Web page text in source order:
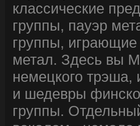
классические
группы, пауэр
группы,
метал. Здесь вы
немецкого трэша,
и шедевры
группы.